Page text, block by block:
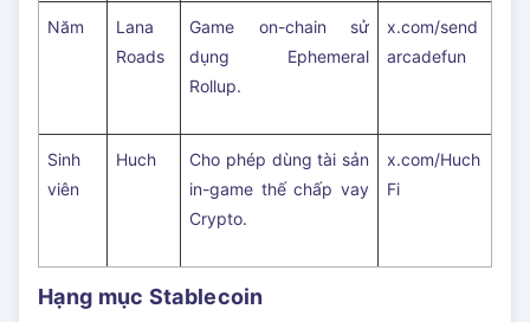
Năm
Lana
Roads
Game on-chain sử
dụng Ephemeral
Rollup.
x.com/send
arcadefun
Sinh
viên
Huch
Cho phép dùng tài sản
in-game thế chấp vay
Crypto.
x.com/Huch
Fi
Hạng mục Stablecoin